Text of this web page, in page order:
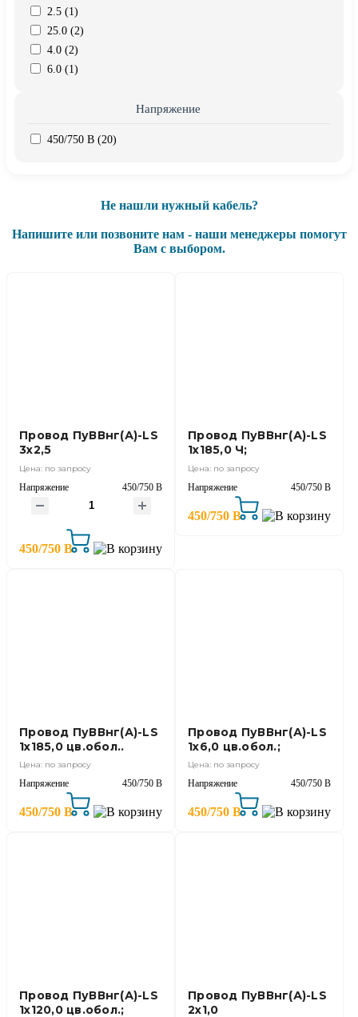
2.5 (1)
25.0 (2)
4.0 (2)
6.0 (1)
Напряжение
450/750 В (20)
Не нашли нужный кабель?
Напишите или позвоните нам - наши менеджеры помогут
Вам с выбором.
450/750 В
Провод ПуВВнг(А)-LS
3х2,5
Цена: по запросу
Напряжение 450/750 В
450/750 В
Провод ПуВВнг(А)-LS
1х185,0 Ч;
Цена: по запросу
Напряжение 450/750 В
450/750 В
Провод ПуВВнг(А)-LS
1х185,0 цв.обол..
Цена: по запросу
Напряжение 450/750 В
450/750 В
Провод ПуВВнг(А)-LS
1х6,0 цв.обол.;
Цена: по запросу
Напряжение 450/750 В
Провод ПуВВнг(А)-LS
1х120,0 цв.обол.;
Провод ПуВВнг(А)-LS
2х1,0